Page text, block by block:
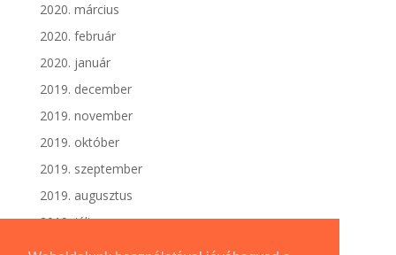
2020. március
2020. február
2020. január
2019. december
2019. november
2019. október
2019. szeptember
2019. augusztus
2019. július
2019. június